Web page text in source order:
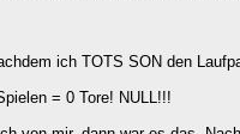
ich TOTS SON den
= 0 Tore! NULL!!!